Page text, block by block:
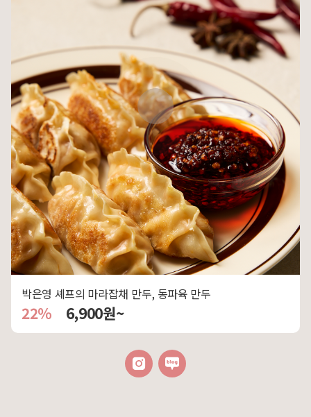
박은영 셰프의 마라잡채 만두, 동파육 만두
22% 6,900원~